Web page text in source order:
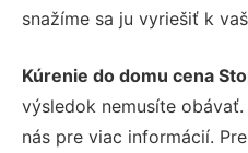
snažíme sa ju vyriešiť k
Kúrenie do domu cena
výsledok nemusíte
nás pre viac informácií.